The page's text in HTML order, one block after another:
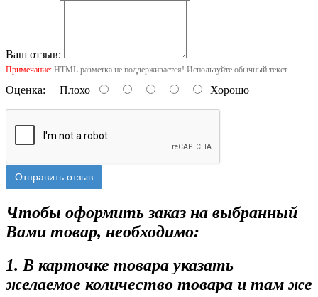
Ваш отзыв:
Примечание: HTML разметка не поддерживается! Используйте обычный текст.
Оценка: Плохо Хорошо
Отправить отзыв
Чтобы оформить заказ на выбранный
Вами товар, необходимо:
1. В карточке товара указать
желаемое количество товара и там же